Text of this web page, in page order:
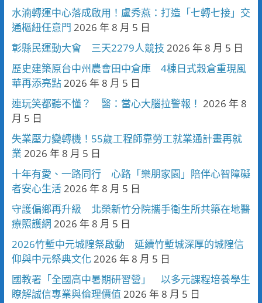
水湳轉運中心落成啟用！盧秀燕：打造「七轉七接」交
通樞紐任意門 2026 年 8 月 5 日
彰縣民運動大會 三天2279人競技 2026 年 8 月 5 日
歷史建築原台中州農會田中倉庫 4棟日式穀倉重現風
華再添亮點2026 年 8 月 5 日
連玩笑都聽不懂？ 醫：當心大腦拉警報！ 2026 年 8
月 5 日
失業壓力變轉機！55歲工程師靠勞工就業通計畫再就
業 2026 年 8 月 5 日
十年有愛、一路同行 心路「樂朋家園」陪伴心智障礙
者安心生活2026 年 8 月 5 日
守護偏鄉再升級 北榮新竹分院攜手衛生所共築在地醫
療照護網 2026 年 8 月 5 日
2026竹塹中元城隍祭啟動 延續竹塹城深厚的城隍信
仰與中元祭典文化 2026 年 8 月 5 日
國教署「全國高中暑期研習營」 以多元課程培養學生
瞭解誠信專業與倫理價值 2026 年 8 月 5 日